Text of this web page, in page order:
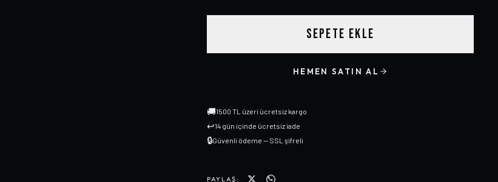
SEPETE EKLE
HEMEN SATIN AL
🚚1500 TL üzeri ücretsiz kargo
↩14 gün içinde ücretsiz iade
🔒Güvenli ödeme — SSL şifreli
PAYLAŞ: